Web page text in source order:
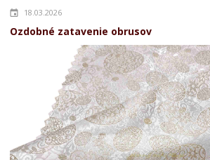
18.03.2026
Ozdobné zatavenie obrusov